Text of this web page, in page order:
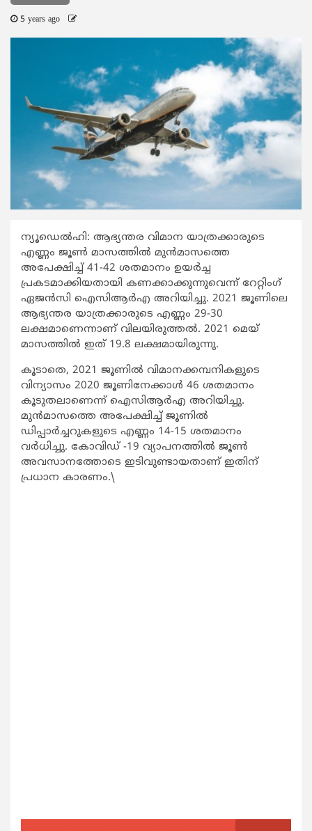
5 years ago
ന്യൂഡെല്‍ഹി: ആഭ്യന്തര വിമാന യാത്രക്കാരുടെ
എണ്ണം ജൂണ്‍ മാസത്തില്‍ മുന്‍മാസത്തെ
അപേക്ഷിച്ച് 41-42 ശതമാനം ഉയര്‍ച്ച
പ്രകടമാക്കിയതായി കണക്കാക്കുന്നുവെന്ന് റേറ്റിംഗ്
ഏജന്‍സി ഐസിആര്‍എ അറിയിച്ചു. 2021 ജൂണിലെ
ആഭ്യന്തര യാത്രക്കാരുടെ എണ്ണം 29-30
ലക്ഷമാണെന്നാണ് വിലയിരുത്തല്‍. 2021 മെയ്
മാസത്തില്‍ ഇത് 19.8 ലക്ഷമായിരുന്നു.
കൂടാതെ, 2021 ജൂണില്‍ വിമാനക്കമ്പനികളുടെ
വിന്യാസം 2020 ജൂണിനേക്കാള്‍ 46 ശതമാനം
കൂടുതലാണെന്ന് ഐസിആര്‍എ അറിയിച്ചു.
മുന്‍മാസത്തെ അപേക്ഷിച്ച് ജൂണില്‍
ഡിപ്പാര്‍ച്ചറുകളുടെ എണ്ണം 14-15 ശതമാനം
വര്‍ധിച്ചു. കോവിഡ് -19 വ്യാപനത്തില്‍ ജൂണ്‍
അവസാനത്തോടെ ഇടിവുണ്ടായതാണ് ഇതിന്
പ്രധാന കാരണം.\